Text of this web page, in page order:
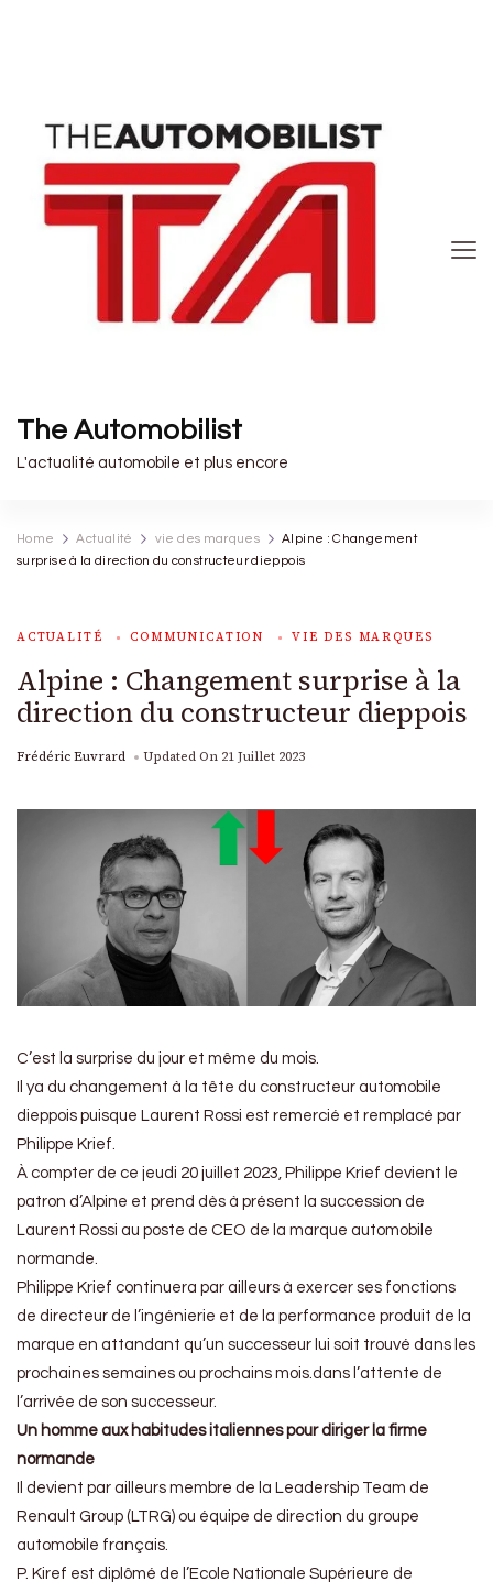
The Automobilist
L'actualité automobile et plus encore
Home Actualité vie des marques
Alpine : Changement
surprise à la direction du constructeur dieppois
ACTUALITÉ COMMUNICATION VIE DES MARQUES
Alpine : Changement surprise à la
direction du constructeur dieppois
Frédéric Euvrard Updated On 21 Juillet 2023
C’est la surprise du jour et même du mois.
Il ya du changement à la tête du constructeur automobile
dieppois puisque Laurent Rossi est remercié et remplacé par
Philippe Krief.
À compter de ce jeudi 20 juillet 2023, Philippe Krief devient le
patron d’Alpine et prend dès à présent la succession de
Laurent Rossi au poste de CEO de la marque automobile
normande.
Philippe Krief continuera par ailleurs à exercer ses fonctions
de directeur de l’ingénierie et de la performance produit de la
marque en attandant qu’un successeur lui soit trouvé dans les
prochaines semaines ou prochains mois.dans l’attente de
l’arrivée de son successeur.
Un homme aux habitudes italiennes pour diriger la firme
normande
Il devient par ailleurs membre de la Leadership Team de
Renault Group (LTRG) ou équipe de direction du groupe
automobile français.
P. Kiref est diplômé de l’Ecole Nationale Supérieure de